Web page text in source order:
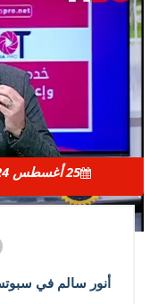
25أغسطس 2024
أنور سالم في